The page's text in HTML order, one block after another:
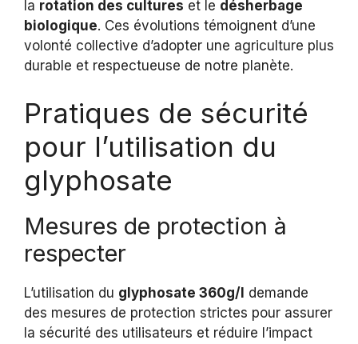
la rotation des cultures et le désherbage
biologique. Ces évolutions témoignent d’une
volonté collective d’adopter une agriculture plus
durable et respectueuse de notre planète.
Pratiques de sécurité
pour l’utilisation du
glyphosate
Mesures de protection à
respecter
L’utilisation du glyphosate 360g/l demande
des mesures de protection strictes pour assurer
la sécurité des utilisateurs et réduire l’impact